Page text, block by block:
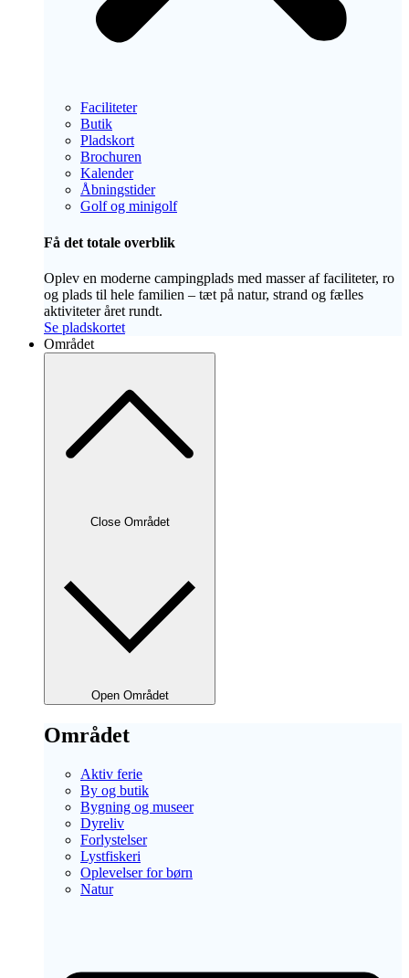
Faciliteter
Butik
Pladskort
Brochuren
Kalender
Åbningstider
Golf og minigolf
Få det totale overblik
Oplev en moderne campingplads med masser af faciliteter, ro
og plads til hele familien – tæt på natur, strand og fælles
aktiviteter året rundt.
Se pladskortet
Området
Close Området
Open Området
Området
Aktiv ferie
By og butik
Bygning og museer
Dyreliv
Forlystelser
Lystfiskeri
Oplevelser for børn
Natur